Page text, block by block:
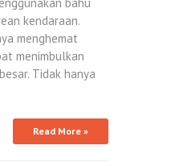
kendaraan.
menghemat
menimbulkan
Tidak hanya
Read More »